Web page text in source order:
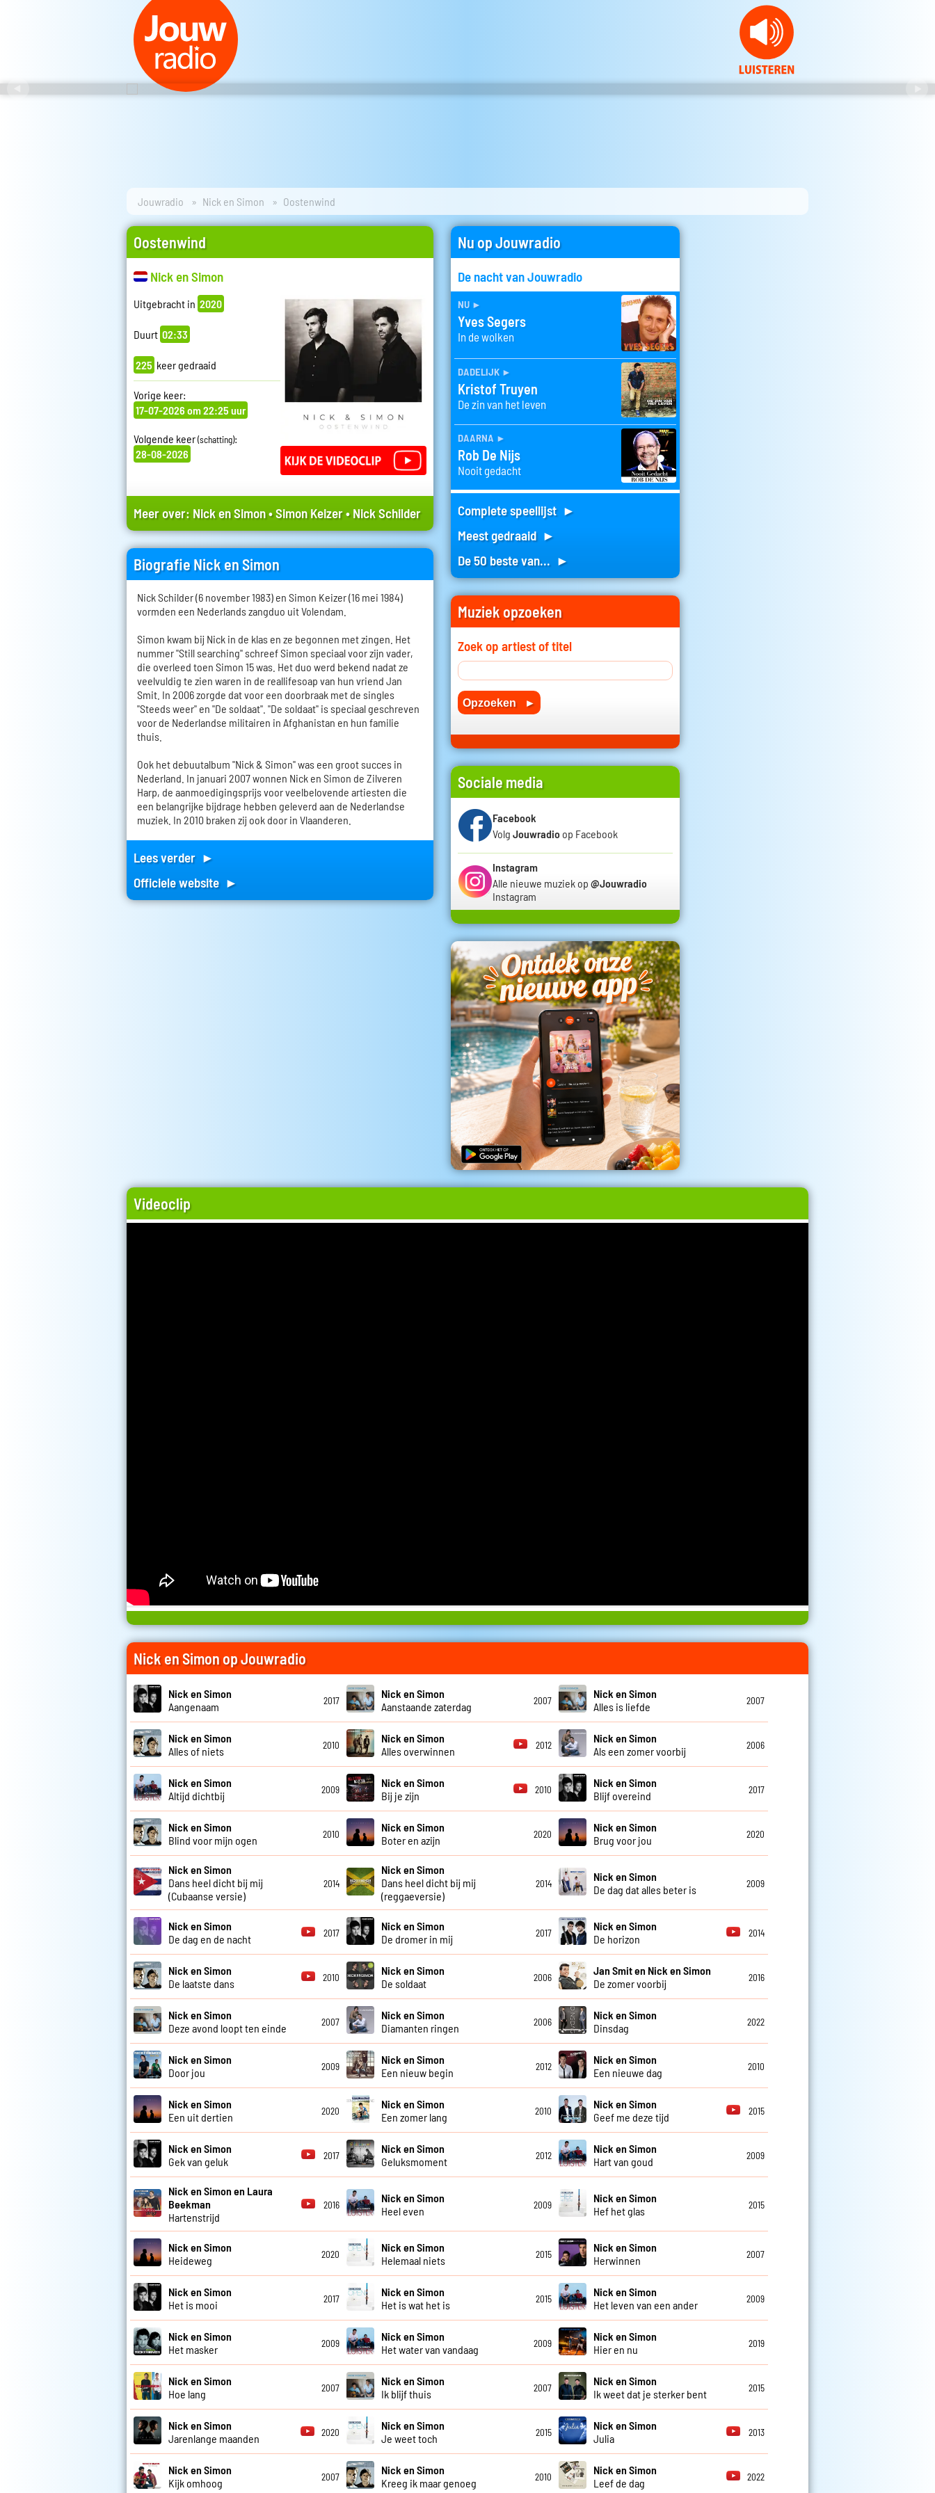
Jouwradio Nick en Simon Oostenwind
Oostenwind
Nick en Simon
Uitgebracht in 2020
Duurt 02:33
225 keer gedraaid
Vorige keer:
17-07-2026 om 22:25 uur
Volgende keer(schatting):
28-08-2026
Meer over: Nick en Simon•Simon Keizer•Nick Schilder
Biografie Nick en Simon
Nick Schilder (6 november 1983) en Simon Keizer (16 mei 1984)
vormden een Nederlands zangduo uit Volendam.
Simon kwam bij Nick in de klas en ze begonnen met zingen. Het
nummer "Still searching" schreef Simon speciaal voor zijn vader,
die overleed toen Simon 15 was. Het duo werd bekend nadat ze
veelvuldig te zien waren in de reallifesoap van hun vriend Jan
Smit. In 2006 zorgde dat voor een doorbraak met de singles
"Steeds weer" en "De soldaat". "De soldaat" is speciaal geschreven
voor de Nederlandse militairen in Afghanistan en hun familie
thuis.
Ook het debuutalbum "Nick & Simon" was een groot succes in
Nederland. In januari 2007 wonnen Nick en Simon de Zilveren
Harp, de aanmoedigingsprijs voor veelbelovende artiesten die
een belangrijke bijdrage hebben geleverd aan de Nederlandse
muziek. In 2010 braken zij ook door in Vlaanderen.
Lees verder ►
Officiele website ►
Nu op Jouwradio
De nacht van Jouwradio
nu ►
Yves Segers
In de wolken
dadelijk ►
Kristof Truyen
De zin van het leven
daarna ►
Rob De Nijs
Nooit gedacht
Complete speellijst ►
Meest gedraaid ►
De 50 beste van... ►
Muziek opzoeken
Zoek op artiest of titel
Sociale media
Facebook
Volg Jouwradio op Facebook
Instagram
Alle nieuwe muziek op @Jouwradio
Instagram
Videoclip
Nick en Simon op Jouwradio
Nick en Simon
Aangenaam
2017
Nick en Simon
Aanstaande zaterdag
2007
Nick en Simon
Alles is liefde
2007
Nick en Simon
Alles of niets
2010
Nick en Simon
Alles overwinnen
2012
Nick en Simon
Als een zomer voorbij
2006
Nick en Simon
Altijd dichtbij
2009
Nick en Simon
Bij je zijn
2010
Nick en Simon
Blijf overeind
2017
Nick en Simon
Blind voor mijn ogen
2010
Nick en Simon
Boter en azijn
2020
Nick en Simon
Brug voor jou
2020
Nick en Simon
Dans heel dicht bij mij
(Cubaanse versie)
2014
Nick en Simon
Dans heel dicht bij mij
(reggaeversie)
2014
Nick en Simon
De dag dat alles beter is
2009
Nick en Simon
De dag en de nacht
2017
Nick en Simon
De dromer in mij
2017
Nick en Simon
De horizon
2014
Nick en Simon
De laatste dans
2010
Nick en Simon
De soldaat
2006
Jan Smit en Nick en Simon
De zomer voorbij
2016
Nick en Simon
Deze avond loopt ten einde
2007
Nick en Simon
Diamanten ringen
2006
Nick en Simon
Dinsdag
2022
Nick en Simon
Door jou
2009
Nick en Simon
Een nieuw begin
2012
Nick en Simon
Een nieuwe dag
2010
Nick en Simon
Een uit dertien
2020
Nick en Simon
Een zomer lang
2010
Nick en Simon
Geef me deze tijd
2015
Nick en Simon
Gek van geluk
2017
Nick en Simon
Geluksmoment
2012
Nick en Simon
Hart van goud
2009
Nick en Simon en Laura
Beekman
Hartenstrijd
2016
Nick en Simon
Heel even
2009
Nick en Simon
Hef het glas
2015
Nick en Simon
Heideweg
2020
Nick en Simon
Helemaal niets
2015
Nick en Simon
Herwinnen
2007
Nick en Simon
Het is mooi
2017
Nick en Simon
Het is wat het is
2015
Nick en Simon
Het leven van een ander
2009
Nick en Simon
Het masker
2009
Nick en Simon
Het water van vandaag
2009
Nick en Simon
Hier en nu
2019
Nick en Simon
Hoe lang
2007
Nick en Simon
Ik blijf thuis
2007
Nick en Simon
Ik weet dat je sterker bent
2015
Nick en Simon
Jarenlange maanden
2020
Nick en Simon
Je weet toch
2015
Nick en Simon
Julia
2013
Nick en Simon
Kijk omhoog
2007
Nick en Simon
Kreeg ik maar genoeg
2010
Nick en Simon
Leef de dag
2022